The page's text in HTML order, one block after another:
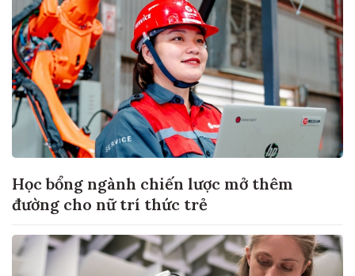
Học bổng ngành chiến lược mở thêm
đường cho nữ trí thức trẻ